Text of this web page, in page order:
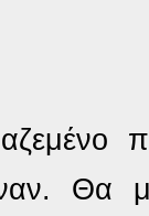
Θα